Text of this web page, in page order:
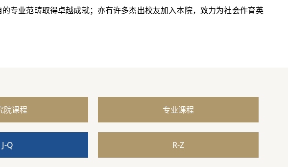
专业范畴取得卓越成就；亦有许多杰出校友加入本院，致力为社会作育英
院课程 专业课程
J-Q R-Z